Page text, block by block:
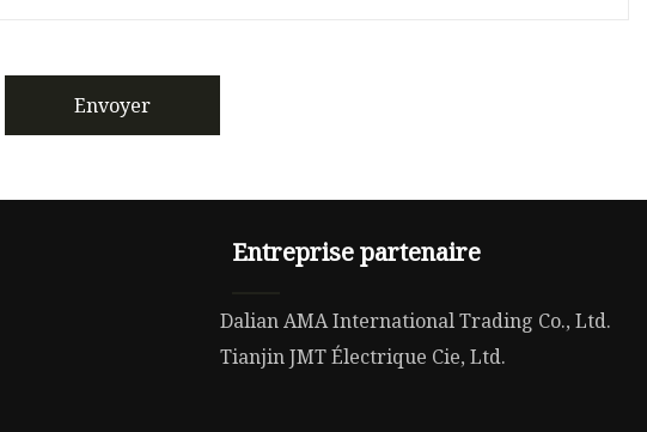
Envoyer
Entreprise partenaire
Dalian AMA International Trading Co., Ltd.
Tianjin JMT Électrique Cie, Ltd.